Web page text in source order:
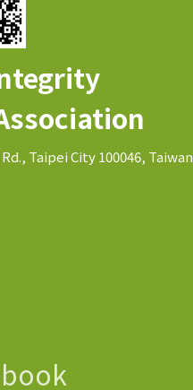
Taipei City 100046, Taiwan